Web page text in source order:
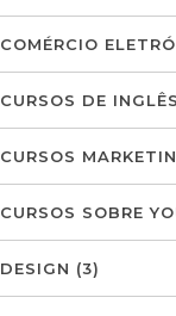
COMÉRCIO
CURSOS DE INGLÊS
CURSOS
CURSOS SOBRE
DESIGN (3)